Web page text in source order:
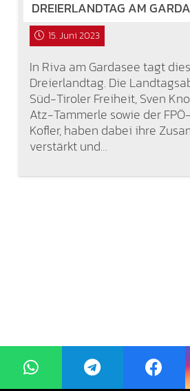
DREIERLANDTAG AM
15. Juni 2023
In Riva am Gardasee tagt
Dreierlandtag. Die
Süd-Tiroler Freiheit, Sven
Atz-Tammerle sowie der
Kofler, haben dabei ihre
verstärkt und…